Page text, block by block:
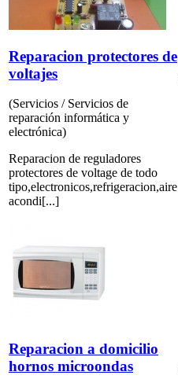
Reparacion protectores de
voltajes
(Servicios / Servicios de
reparación informática y
electrónica)
Reparacion de reguladores
protectores de voltage de todo
tipo,electronicos,refrigeracion,aire
acondi[...]
Reparacion a domicilio
hornos microondas